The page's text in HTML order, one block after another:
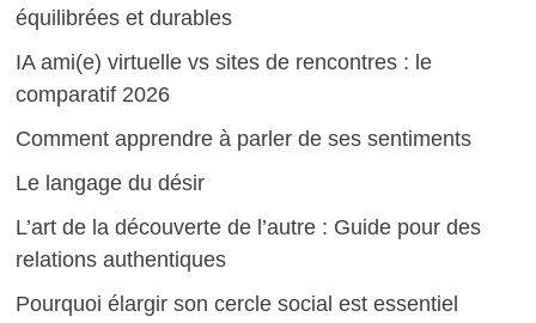
équilibrées et durables
IA ami(e) virtuelle vs sites de rencontres : le
comparatif 2026
Comment apprendre à parler de ses sentiments
Le langage du désir
L’art de la découverte de l’autre : Guide pour des
relations authentiques
Pourquoi élargir son cercle social est essentiel